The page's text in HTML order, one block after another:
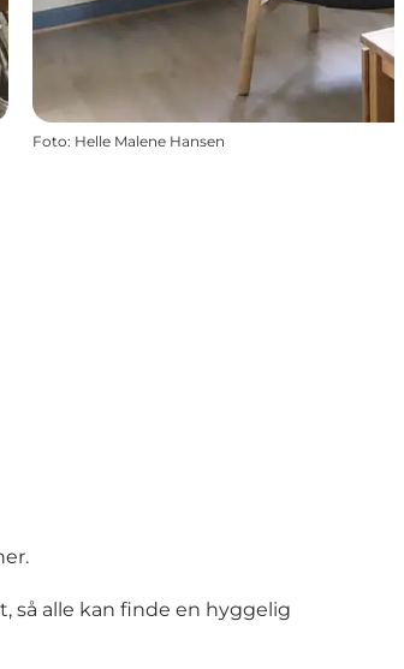
Foto: Helle Malene Hansen
så alle kan finde en hyggelig